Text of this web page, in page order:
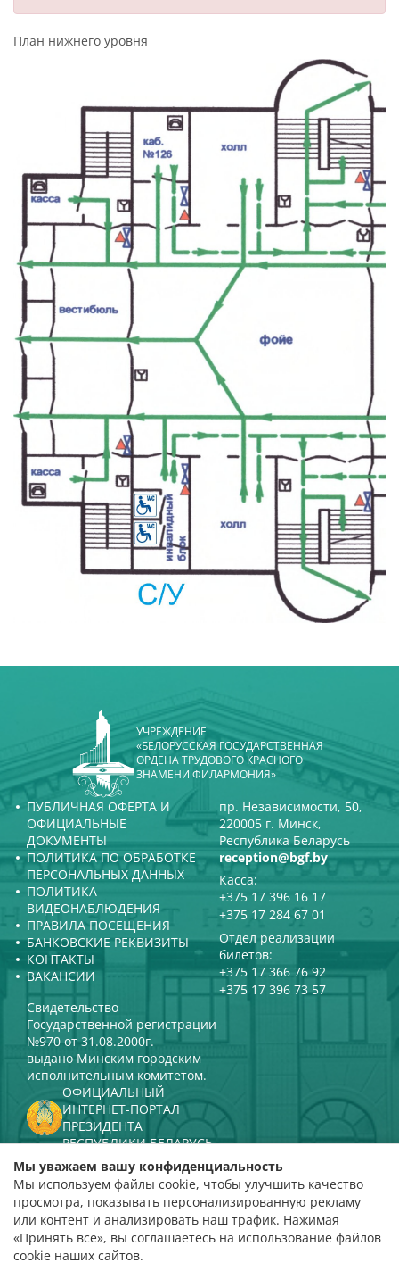
План нижнего уровня
УЧРЕЖДЕНИЕ
«БЕЛОРУССКАЯ ГОСУДАРСТВЕННАЯ
ОРДЕНА ТРУДОВОГО КРАСНОГО
ЗНАМЕНИ ФИЛАРМОНИЯ»
ПУБЛИЧНАЯ ОФЕРТА И
ОФИЦИАЛЬНЫЕ
ДОКУМЕНТЫ
ПОЛИТИКА ПО ОБРАБОТКЕ
ПЕРСОНАЛЬНЫХ ДАННЫХ
ПОЛИТИКА
ВИДЕОНАБЛЮДЕНИЯ
ПРАВИЛА ПОСЕЩЕНИЯ
БАНКОВСКИЕ РЕКВИЗИТЫ
КОНТАКТЫ
ВАКАНСИИ
пр. Независимости, 50,
220005 г. Минск,
Республика Беларусь
reception@bgf.by
Касса:
+375 17 396 16 17
+375 17 284 67 01
Отдел реализации
билетов:
+375 17 366 76 92
+375 17 396 73 57
Свидетельство
Государственной регистрации
№970 от 31.08.2000г.
выдано Минским городским
исполнительным комитетом.
ОФИЦИАЛЬНЫЙ
ИНТЕРНЕТ-ПОРТАЛ
ПРЕЗИДЕНТА
РЕСПУБЛИКИ БЕЛАРУСЬ
МИНИСТЕРСТВО КУЛЬТУРЫ
РЕСПУБЛИКИ БЕЛАРУСЬ
ПОРТАЛ
РЕЙТИНГОВОЙ ОЦЕНКИ
оценка 4,9
на основании 112 отзывов
Мы уважаем вашу конфиденциальность
Мы используем файлы cookie, чтобы улучшить качество
просмотра, показывать персонализированную рекламу
или контент и анализировать наш трафик. Нажимая
«Принять все», вы соглашаетесь на использование файлов
cookie наших сайтов.